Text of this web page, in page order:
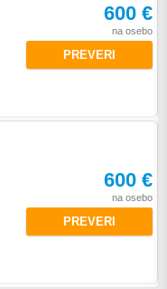
600 €
na osebo
PREVERI
600 €
na osebo
PREVERI